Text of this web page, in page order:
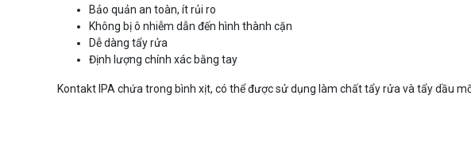
Bảo quản an toàn, ít rủi ro
Không bị ô nhiễm dẫn đến hình thành cặn
Dễ dàng tẩy rửa
Định lượng chính xác bằng tay
Kontakt IPA chứa trong bình xịt, có thể được sử dụng làm chất tẩy rửa và tẩy dầu